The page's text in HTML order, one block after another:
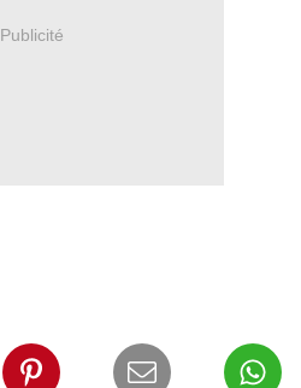
Publicité